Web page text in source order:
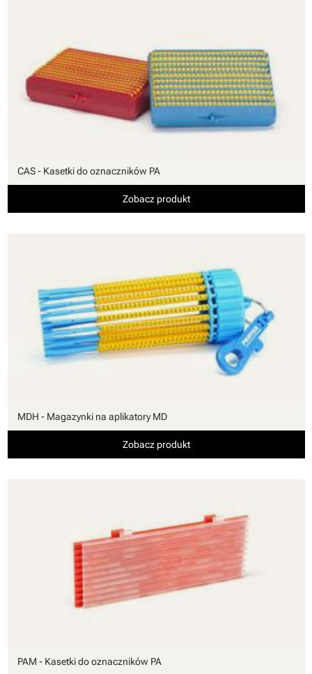
CAS - Kasetki do oznaczników PA
Zobacz produkt
MDH - Magazynki na aplikatory MD
Zobacz produkt
PAM - Kasetki do oznaczników PA